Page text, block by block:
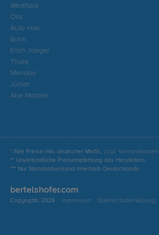
Westfalia
Oris
Auto Hak
Brink
Erich Jaeger
Thule
Menabo
Junior
Alle Marken
* Alle Preise inkl. deutscher MwSt., zzgl. Versandkosten
** Unverbindliche Preisempfehlung des Herstellers
*** Nur Standardversand innerhalb Deutschlands
bertelshofer.com
Copyrights 2026 Impressum Datenschutzerklärung